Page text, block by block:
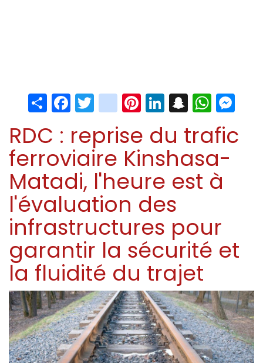
ShareFacebook
Twitter
instagram
Pinterest
LinkedIn
Snapchat
RDC : reprise du trafic
ferroviaire Kinshasa-
Matadi, l'heure est à
l'évaluation des
infrastructures pour
garantir la sécurité et
la fluidité du trajet